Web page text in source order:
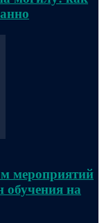
мероприятий
на